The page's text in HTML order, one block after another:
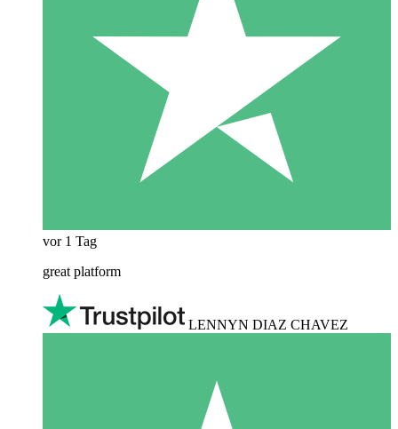
vor 1 Tag
great platform
LENNYN DIAZ CHAVEZ